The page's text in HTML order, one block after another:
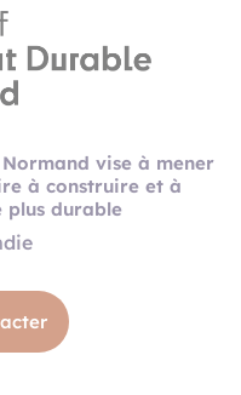
vise à mener
à construire et à
plus durable